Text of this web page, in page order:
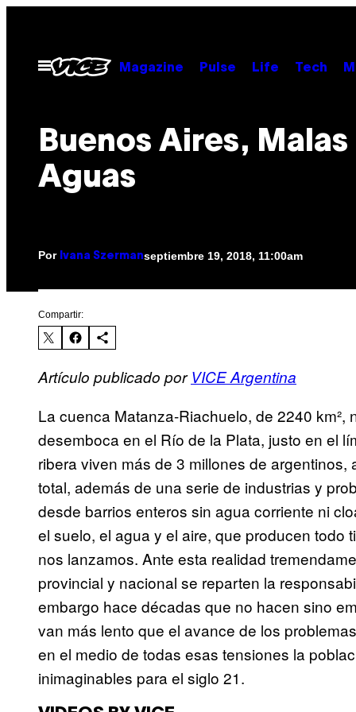
contenido
Abrir
Menú
Magazine Pulse Life Tech
Buenos Aires, Malas
Aguas
Por Ivana Szermanseptiembre 19, 2018, 11:00am
Compartir:
Artículo publicado porVICE Argentina
La cuenca Matanza-Riachuelo, de 2240
desemboca en el Río de la Plata, justo en el
ribera viven más de 3 millones de
total, además de una serie de industrias y
desde barrios enteros sin agua corriente ni
el suelo, el agua y el aire, que producen
nos lanzamos. Ante esta realidad
provincial y nacional se reparten la
embargo hace décadas que no hacen sino
van más lento que el avance de los
en el medio de todas esas tensiones la
inimaginables para el siglo 21.